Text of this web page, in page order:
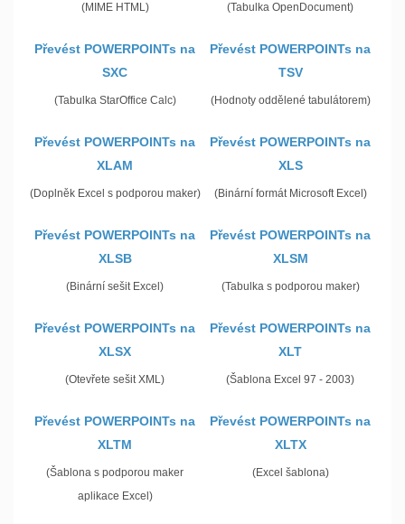
(MIME HTML) (Tabulka OpenDocument)
Převést POWERPOINTs na
SXC
(Tabulka StarOffice Calc)
Převést POWERPOINTs na
TSV
(Hodnoty oddělené tabulátorem)
Převést POWERPOINTs na
XLAM
(Doplněk Excel s podporou maker)
Převést POWERPOINTs na
XLS
(Binární formát Microsoft Excel)
Převést POWERPOINTs na
XLSB
(Binární sešit Excel)
Převést POWERPOINTs na
XLSM
(Tabulka s podporou maker)
Převést POWERPOINTs na
XLSX
(Otevřete sešit XML)
Převést POWERPOINTs na
XLT
(Šablona Excel 97 - 2003)
Převést POWERPOINTs na
XLTM
(Šablona s podporou maker
aplikace Excel)
Převést POWERPOINTs na
XLTX
(Excel šablona)